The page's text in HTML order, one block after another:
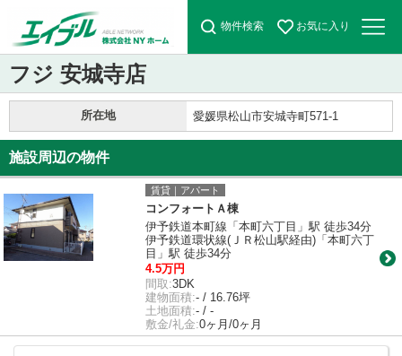
物件検索 お気に入り
フジ 安城寺店
所在地 愛媛県松山市安城寺町571-1
施設周辺の物件
賃貸｜アパート
コンフォートＡ棟
伊予鉄道本町線「本町六丁目」駅 徒歩34分
伊予鉄道環状線(ＪＲ松山駅経由)「本町六丁
目」駅 徒歩34分
4.5万円
間取:3DK
建物面積:- / 16.76坪
土地面積:- / -
敷金/礼金:0ヶ月/0ヶ月